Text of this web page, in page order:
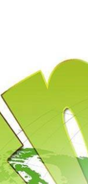
Hundeverband